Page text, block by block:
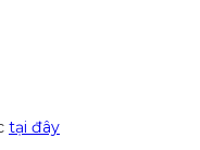
tại đây